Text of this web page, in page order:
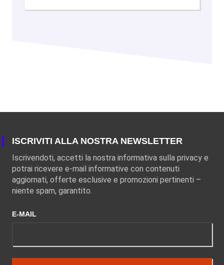
ISCRIVITI ALLA NOSTRA NEWSLETTER
Iscrivendoti, accetti la nostra informativa sulla privacy e
potrai ricevere e-mail informative con contenuti
aggiornati, offerte esclusive e promozioni pertinenti –
niente spam, garantito.
E-MAIL